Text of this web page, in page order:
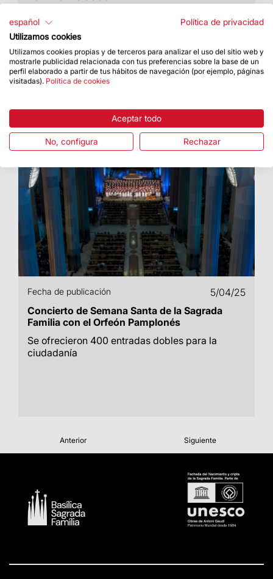
Fecha de publicación
5/04/25
Concierto de Semana Santa de la Sagrada
Familia con el Orfeón Pamplonés
Se ofrecieron 400 entradas dobles para la
ciudadanía
Anterior Siguiente
español
Política de privacidad
Utilizamos cookies
Utilizamos cookies propias y de terceros para analizar el uso del sitio web y
mostrarle publicidad relacionada con tus preferencias sobre la base de un
perfil elaborado a partir de tus hábitos de navegación (por ejemplo, páginas
visitadas). Política de cookies
Aceptar todo
No, configura Rechazar